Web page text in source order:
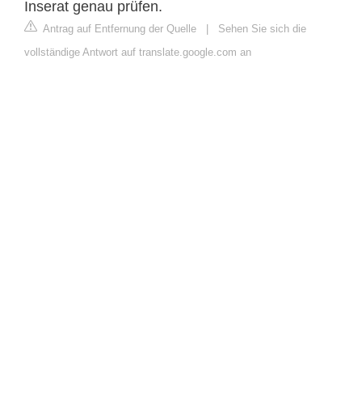
Inserat genau prüfen.
Antrag auf Entfernung der Quelle | Sehen Sie sich die
vollständige Antwort auf translate.google.com an